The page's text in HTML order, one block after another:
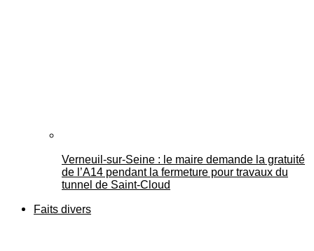
Verneuil-sur-Seine : le maire demande la gratuité
de l’A14 pendant la fermeture pour travaux du
tunnel de Saint-Cloud
Faits divers